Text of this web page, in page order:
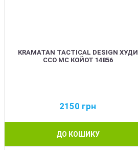
KRAMATAN TACTICAL DESIGN ХУДИ
ССО МС КОЙОТ 14856
2150 грн
ДО КОШИКУ